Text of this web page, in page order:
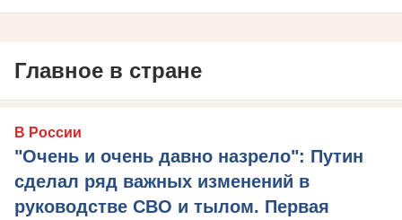
Главное в стране
В России
"Очень и очень давно назрело": Путин
сделал ряд важных изменений в
руководстве СВО и тылом. Первая